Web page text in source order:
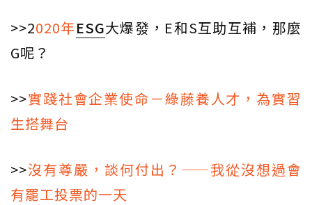
>>2020年ESG大爆發，E和S互助互補，那麼
G呢？
>>實踐社會企業使命－綠藤養人才，為實習
生搭舞台
>>沒有尊嚴，談何付出？——我從沒想過會
有罷工投票的一天